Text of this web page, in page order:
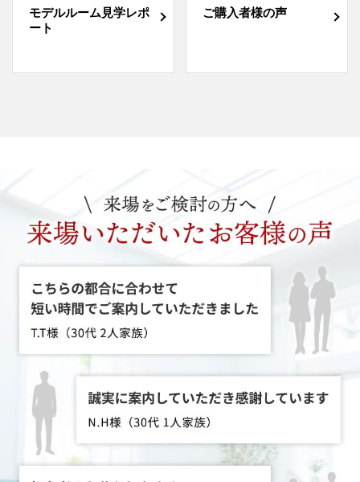
モデルルーム見学レポ
ート
ご購入者様の声